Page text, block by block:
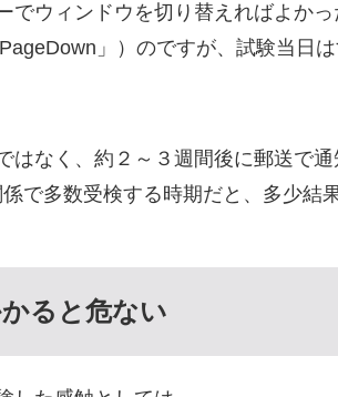
でウィンドウを切り替えればよか
」）のですが、試験当日
はなく、約２～３週間後に郵送で通
で多数受検する時期だと、多少結
ると危ない